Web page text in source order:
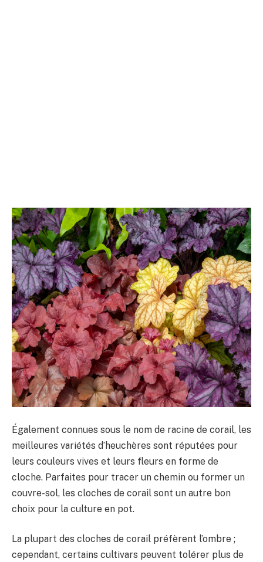
Également connues sous le nom de racine de corail, les
meilleures variétés d’heuchères sont réputées pour
leurs couleurs vives et leurs fleurs en forme de
cloche. Parfaites pour tracer un chemin ou former un
couvre-sol, les cloches de corail sont un autre bon
choix pour la culture en pot.
La plupart des cloches de corail préfèrent l’ombre ;
cependant, certains cultivars peuvent tolérer plus de